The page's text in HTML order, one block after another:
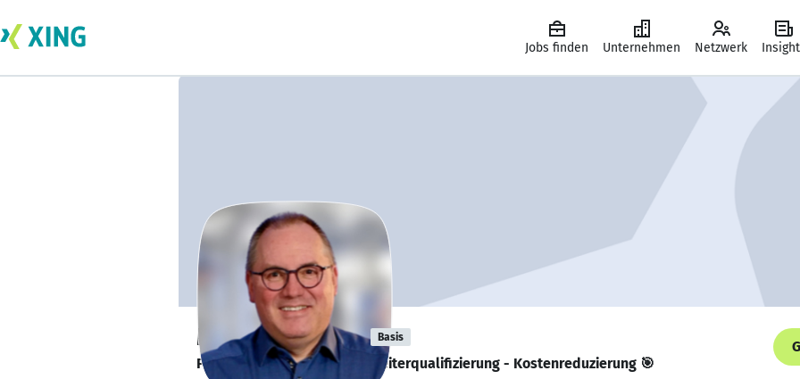
Jobs finden Unternehmen Netzwerk
Markus Vüllers Basis
Prozessoptimierung - Mitarbeiterqualifizierung - Kostenreduzierung 🎯